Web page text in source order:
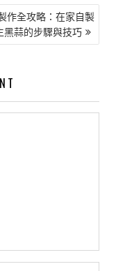
作全攻略：在家自製
黑蒜的步驟與技巧